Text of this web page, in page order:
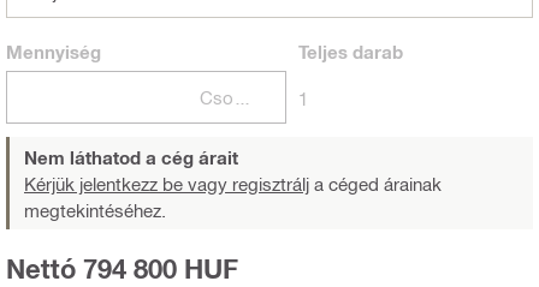
Mennyiség Teljesdarab
1
Nem láthatod a cég árait
Kérjük jelentkezz be vagy regisztrálj a céged árainak
megtekintéséhez.
Nettó 794 800 HUF